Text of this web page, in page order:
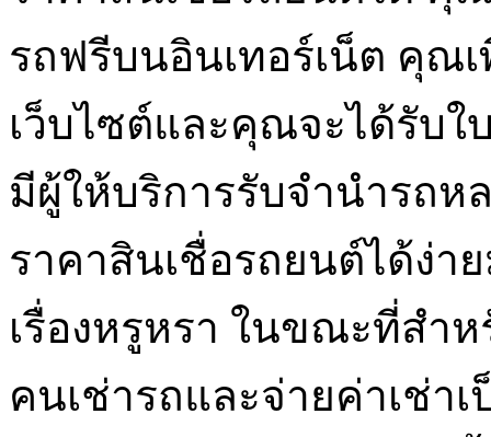
รถฟรีบนอินเทอร์เน็ต คุณ
เว็บไซต์และคุณจะได้รับ
มีผู้ให้บริการรับจำนำรถห
ราคาสินเชื่อรถยนต์ได้ง่า
เรื่องหรูหรา ในขณะที่สำ
คนเช่ารถและจ่ายค่าเช่า